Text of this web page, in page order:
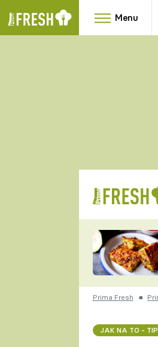
Menu
RYCHLOVKY
Prima Fresh ■
JAK NA TO -